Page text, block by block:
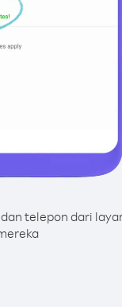
telepon dari